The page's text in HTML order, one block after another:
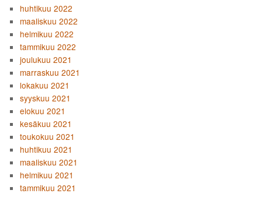
huhtikuu 2022
maaliskuu 2022
helmikuu 2022
tammikuu 2022
joulukuu 2021
marraskuu 2021
lokakuu 2021
syyskuu 2021
elokuu 2021
kesäkuu 2021
toukokuu 2021
huhtikuu 2021
maaliskuu 2021
helmikuu 2021
tammikuu 2021